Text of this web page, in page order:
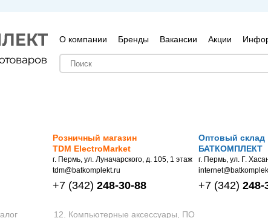
О компании Бренды Вакансии Акции
Розничный магазин
TDM ElectroMarket
г. Пермь, ул. Луначарского, д. 105, 1 этаж
tdm@batkomplekt.ru
+7 (342) 248-30-88
Оптовый склад
БАТКОМПЛЕКТ
г. Пермь, ул. Г.
+7 (342) 248-
12. Компьютерные аксессуары, ПО